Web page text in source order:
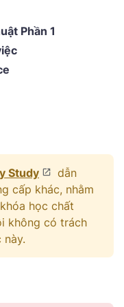
Phần 1
Study
dẫn
cấp khác, nhằm
học chất
không có trách
này.